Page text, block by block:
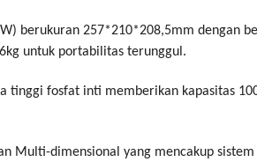
berukuran 257*210*208,5mm dengan
untuk portabilitas terunggul.
fosfat inti memberikan kapasitas
Multi-dimensional yang mencakup